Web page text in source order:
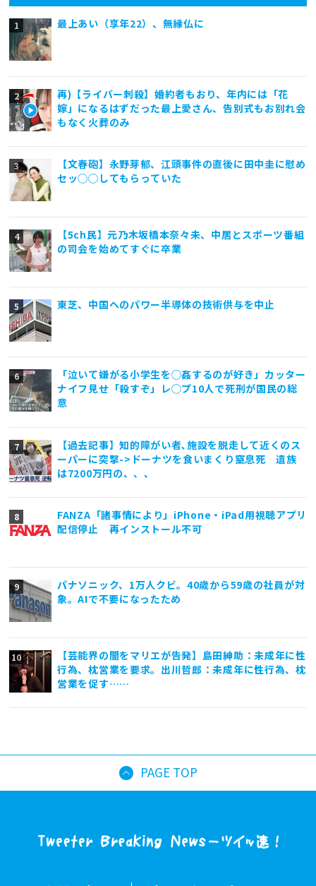
最上あい（享年22）、無縁仏に
再)【ライバー刺殺】婚約者もおり、年内には「花
嫁」になるはずだった最上愛さん、告別式もお別れ会
もなく火葬のみ
【文春砲】永野芽郁、江頭事件の直後に田中圭に慰め
セッ◯◯してもらっていた
【5ch民】元乃木坂橋本奈々未、中居とスポーツ番組
の司会を始めてすぐに卒業
東芝、中国へのパワー半導体の技術供与を中止
「泣いて嫌がる小学生を◯姦するのが好き」カッター
ナイフ見せ「殺すぞ」レ◯プ10人で死刑が国民の総
意
【過去記事】知的障がい者､施設を脱走して近くのス
ーパーに突撃->ドーナツを食いまくり窒息死 遺族
は7200万円の、、、
FANZA「諸事情により」iPhone・iPad用視聴アプリ
配信停止 再インストール不可
パナソニック、1万人クビ。40歳から59歳の社員が対
象。AIで不要になったため
【芸能界の闇をマリエが告発】島田紳助：未成年に性
行為、枕営業を要求。出川哲郎：未成年に性行為、枕
営業を促す……
PAGE TOP